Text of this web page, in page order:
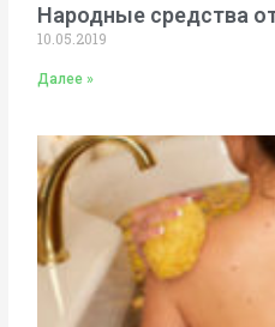
Народные средства
10.05.2019
Далее »